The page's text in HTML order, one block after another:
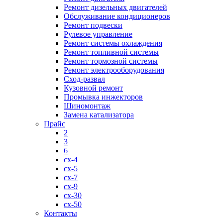
Ремонт дизельных двигателей
Обслуживание кондиционеров
Ремонт подвески
Рулевое управление
Ремонт системы охлаждения
Ремонт топливной системы
Ремонт тормозной системы
Ремонт электрооборудования
Сход-развал
Кузовной ремонт
Промывка инжекторов
Шиномонтаж
Замена катализатора
Прайс
2
3
6
cx-4
cx-5
cx-7
cx-9
cx-30
cx-50
Контакты